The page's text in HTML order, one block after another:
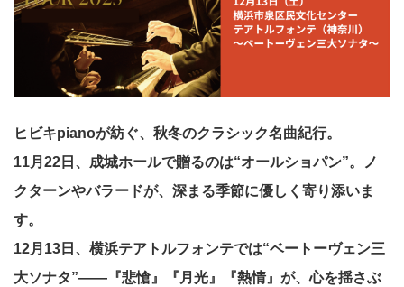
ヒビキpianoが紡ぐ、秋冬のクラシック名曲紀行。
11月22日、成城ホールで贈るのは“オールショパン”。ノ
クターンやバラードが、深まる季節に優しく寄り添いま
す。
12月13日、横浜テアトルフォンテでは“ベートーヴェン三
大ソナタ”――『悲愴』『月光』『熱情』が、心を揺さぶ